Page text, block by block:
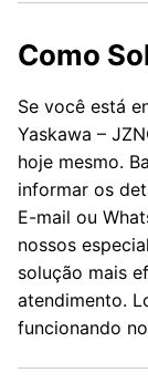
Como
Se você está
Yaskawa –
hoje mesmo.
informar os
E-mail ou
nossos
solução mais
atendimento.
funcionando